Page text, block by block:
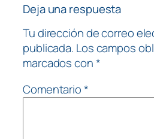
Deja una respuesta
Tu dirección de correo
publicada. Los campos
marcados con*
Comentario*